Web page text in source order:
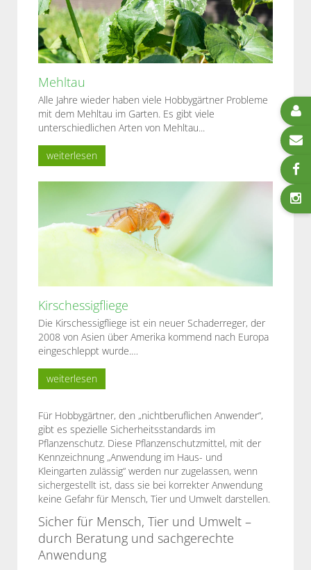
Mehltau
Alle Jahre wieder haben viele Hobbygärtner Probleme
mit dem Mehltau im Garten. Es gibt viele
unterschiedlichen Arten von Mehltau...
weiterlesen
Kirschessigfliege
Die Kirschessigfliege ist ein neuer Schaderreger, der
2008 von Asien über Amerika kommend nach Europa
eingeschleppt wurde.…
weiterlesen
Für Hobbygärtner, den „nichtberuflichen Anwender“,
gibt es spezielle Sicherheitsstandards im
Pflanzenschutz. Diese Pflanzenschutzmittel, mit der
Kennzeichnung „Anwendung im Haus- und
Kleingarten zulässig“ werden nur zugelassen, wenn
sichergestellt ist, dass sie bei korrekter Anwendung
keine Gefahr für Mensch, Tier und Umwelt darstellen.
Sicher für Mensch, Tier und Umwelt –
durch Beratung und sachgerechte
Anwendung